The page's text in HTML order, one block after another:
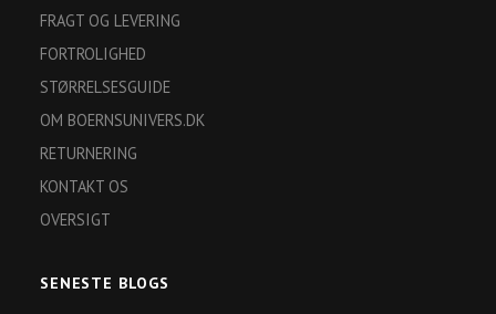
FRAGT OG LEVERING
FORTROLIGHED
STØRRELSESGUIDE
OM BOERNSUNIVERS.DK
RETURNERING
KONTAKT OS
OVERSIGT
SENESTE BLOGS